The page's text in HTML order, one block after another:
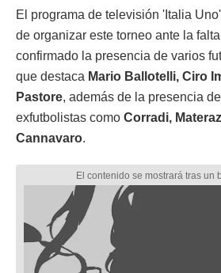
El programa de televisión 'Italia
de organizar este torneo ante la
confirmado la presencia de varios
que destaca Mario Ballotelli, Ciro
Pastore, además de la presencia
exfutbolistas como Corradi,
Cannavaro.